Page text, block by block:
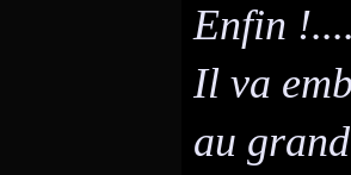
Enfin
Il va
au